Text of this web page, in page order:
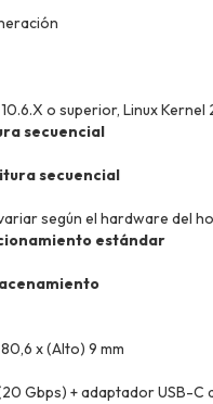
o superior, Linux Kernel
secuencial
secuencial
según el hardware del
estándar
x (Alto) 9 mm
Gbps) + adaptador USB-C